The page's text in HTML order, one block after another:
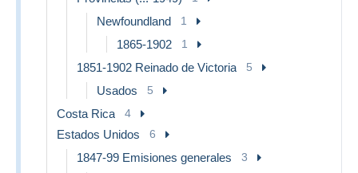
Newfoundland 1
1865-1902 1
1851-1902 Reinado de Victoria 5
Usados 5
Costa Rica 4
Estados Unidos 6
1847-99 Emisiones generales 3